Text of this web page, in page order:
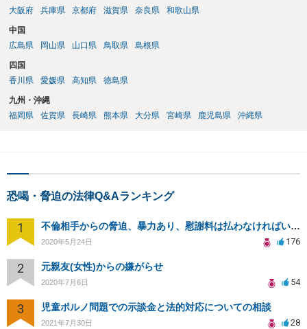
大阪府
兵庫県 京都府 滋賀県 奈良県 和歌山県
中国
広島県
岡山県 山口県 鳥取県 島根県
四国
香川県
愛媛県 高知県 徳島県
九州・沖縄
福岡県
佐賀県 長崎県 熊本県 大分県 宮崎県 鹿児島県 沖縄県
恐喝・脅迫の法律Q&Aランキング
1 不倫相手からの脅迫、暴力あり、慰謝料は払わなければいけませんか
2020年5月24日 176
2 元親友(女性)からの嫌がらせ
2020年7月6日 54
3 児童ポルノ問題での示談金と法的対応についての相談
2021年7月30日 28